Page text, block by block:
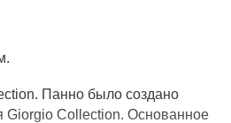
Панно было создано
Collection. Основанное